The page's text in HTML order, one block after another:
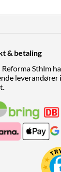
& betaling
Reforma Sthlm
leverandører